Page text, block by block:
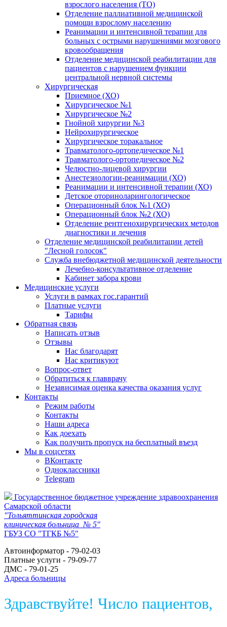
взрослого населения (ТО)
Отделение паллиативной медицинской
помощи взрослому населению
Реанимации и интенсивной терапии для
больных с острыми нарушениями мозгового
кровообращения
Отделение медицинской реабилитации для
пациентов с нарушением функции
центральной нервной системы
Хирургическая
Приемное (ХО)
Хирургическое №1
Хирургическое №2
Гнойной хирургии №3
Нейрохирургическое
Хирургическое торакальное
Травматолого-ортопедическое №1
Травматолого-ортопедическое №2
Челюстно-лицевой хирургии
Анестезиологии-реанимации (ХО)
Реанимации и интенсивной терапии (ХО)
Детское оториноларингологическое
Операционный блок №1 (ХО)
Операционный блок №2 (ХО)
Отделение рентгенохирургических методов
диагностики и лечения
Отделение медицинской реабилитации детей
"Лесной голосок"
Служба внебюджетной медицинской деятельности
Лечебно-консультативное отделение
Кабинет забора крови
Медицинские услуги
Услуги в рамках гос.гарантий
Платные услуги
Тарифы
Обратная связь
Написать отзыв
Отзывы
Нас благодарят
Нас критикуют
Вопрос-ответ
Обратиться к главврачу
Независимая оценка качества оказания услуг
Контакты
Режим работы
Контакты
Наши адреса
Как доехать
Как получить пропуск на бесплатный въезд
Мы в соцсетях
ВКонтакте
Одноклассники
Telegram
Государственное бюджетное учреждение здравоохранения
Самарской области
"Тольяттинская городская
клиническая больница № 5"
ГБУЗ СО "ТГКБ №5"
Автоинформатор - 79-02-03
Платные услуги - 79-09-77
ДМС - 79-01-25
Адреса больницы
Здравствуйте! Число пациентов,